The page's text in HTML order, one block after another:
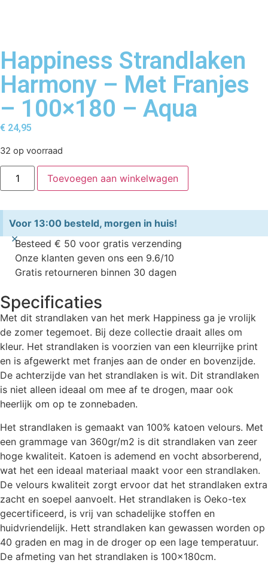
Happiness Strandlaken
Harmony – Met Franjes
– 100×180 – Aqua
€ 24,95
32 op voorraad
Toevoegen aan winkelwagen
Voor 13:00 besteld, morgen in huis!
×Besteed € 50 voor gratis verzending
Onze klanten geven ons een 9.6/10
Gratis retourneren binnen 30 dagen
Specificaties
Met dit strandlaken van het merk Happiness ga je vrolijk
de zomer tegemoet. Bij deze collectie draait alles om
kleur. Het strandlaken is voorzien van een kleurrijke print
en is afgewerkt met franjes aan de onder en bovenzijde.
De achterzijde van het strandlaken is wit. Dit strandlaken
is niet alleen ideaal om mee af te drogen, maar ook
heerlijk om op te zonnebaden.
Het strandlaken is gemaakt van 100% katoen velours. Met
een grammage van 360gr/m2 is dit strandlaken van zeer
hoge kwaliteit. Katoen is ademend en vocht absorberend,
wat het een ideaal materiaal maakt voor een strandlaken.
De velours kwaliteit zorgt ervoor dat het strandlaken extra
zacht en soepel aanvoelt. Het strandlaken is Oeko-tex
gecertificeerd, is vrij van schadelijke stoffen en
huidvriendelijk. Hett strandlaken kan gewassen worden op
40 graden en mag in de droger op een lage temperatuur.
De afmeting van het strandlaken is 100x180cm.